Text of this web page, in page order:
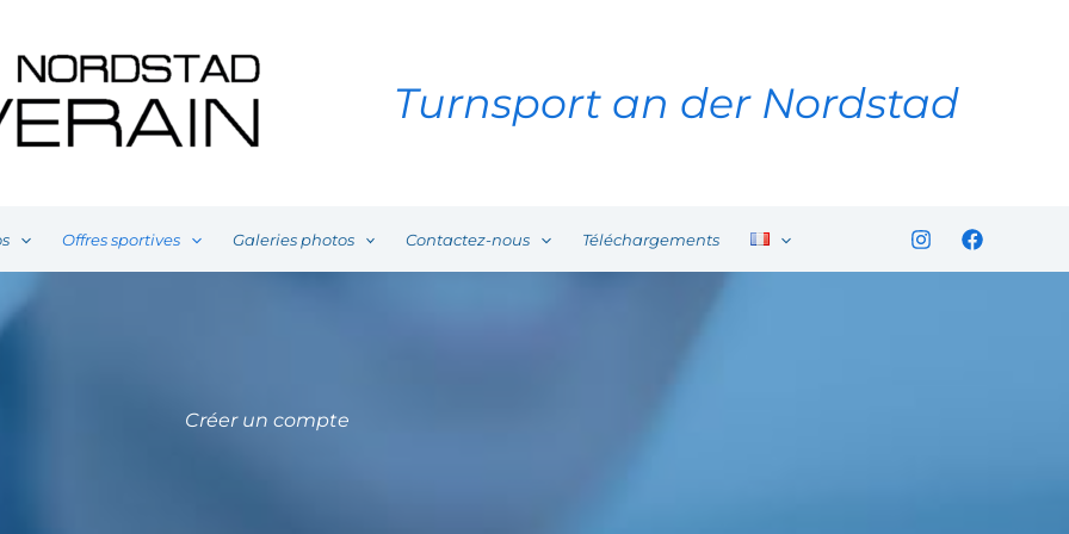
Turnsport an der Nordstad
Offres sportives Galeries photos Contactez-nous Téléchargements
Créer un compte